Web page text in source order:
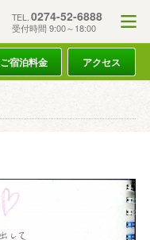
TEL. 0274-52-6888
受付時間 9:00～18:00
ご宿泊料金 アクセス